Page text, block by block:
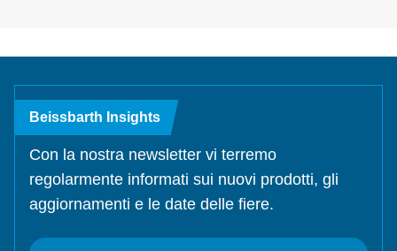
Beissbarth Insights
Con la nostra newsletter vi terremo
regolarmente informati sui nuovi prodotti, gli
aggiornamenti e le date delle fiere.